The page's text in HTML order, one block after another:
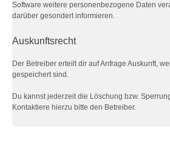
Software weitere personenbezogene Daten
darüber gesondert informieren.
Auskunftsrecht
Der Betreiber erteilt dir auf Anfrage Auskunft,
gespeichert sind.
Du kannst jederzeit die Löschung bzw.
Kontaktiere hierzu bitte den Betreiber.